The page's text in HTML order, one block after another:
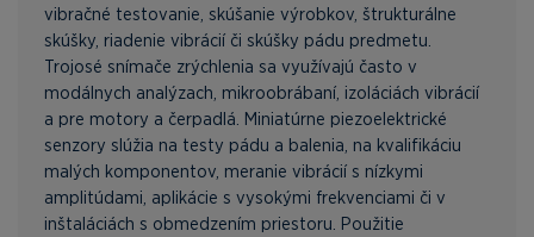
vibračné testovanie, skúšanie výrobkov, štrukturálne
skúšky, riadenie vibrácií či skúšky pádu predmetu.
Trojosé snímače zrýchlenia sa využívajú často v
modálnych analýzach, mikroobrábaní, izoláciách vibrácií
a pre motory a čerpadlá. Miniatúrne piezoelektrické
senzory slúžia na testy pádu a balenia, na kvalifikáciu
malých komponentov, meranie vibrácií s nízkymi
amplitúdami, aplikácie s vysokými frekvenciami či v
inštaláciách s obmedzením priestoru. Použitie